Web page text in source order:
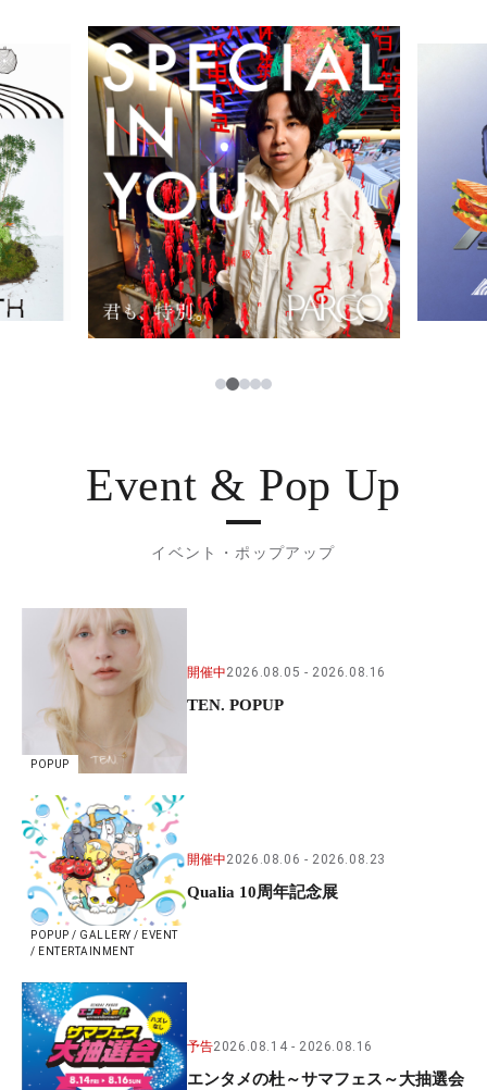
ニュース
レストラン・カフェ
TAX FREE
PARCOメンバーズ
한국어
ภาษาไทย
1234
Event & Pop Up
イベント・ポップアップ
POPUP
開催中2026.08.05 2026.08.16
TEN. POPUP
POPUP / GALLERY / EVENT
/ ENTERTAINMENT
開催中2026.08.06 2026.08.23
Qualia 10周年記念展
予告2026.08.14 2026.08.16
エンタメの杜～サマフェス～大抽選会